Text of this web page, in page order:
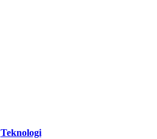
Teknologi